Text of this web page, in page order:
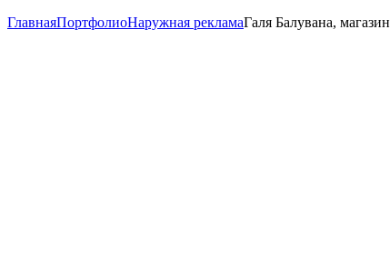
ГлавнаяПортфолиоНаружная рекламаГаля Балувана, магазин